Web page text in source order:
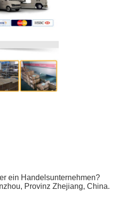
ein Handelsunternehmen?
Provinz Zhejiang, China.